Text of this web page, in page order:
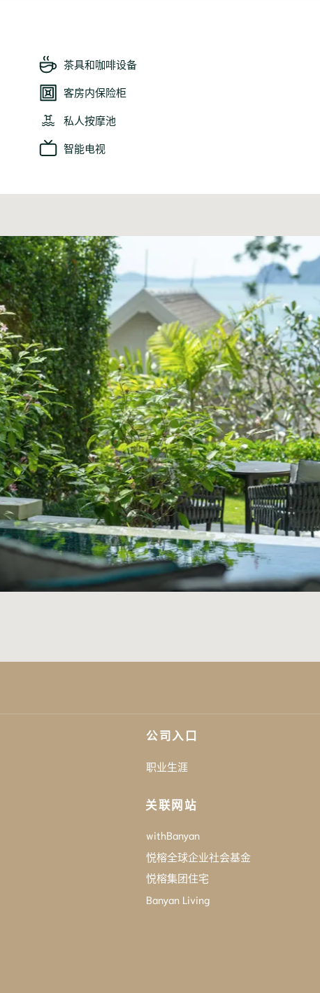
茶具和咖啡设备
客房内保险柜
私人按摩池
智能电视
公司入口
职业生涯
关联网站
withBanyan
悦榕全球企业社会基金
悦榕集团住宅
Banyan Living